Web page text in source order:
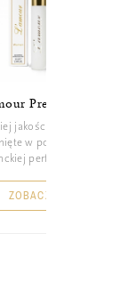
Premium
jakości perfumy
w poręcznej,
perfumetce.
ZOBACZ